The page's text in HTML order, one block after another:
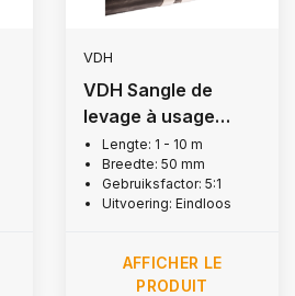
VDH
VDH Sangle de
levage à usage
unique, 2 tonnes
Lengte: 1 - 10 m
Breedte: 50 mm
Gebruiksfactor: 5:1
Uitvoering: Eindloos
AFFICHER LE
PRODUIT